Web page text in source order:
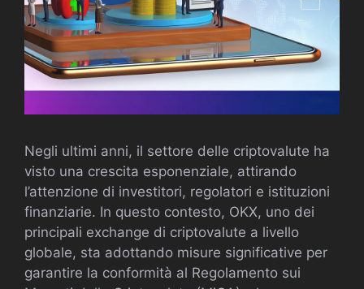
Negli ultimi anni, il settore delle criptovalute ha
visto una crescita esponenziale, attirando
l’attenzione di investitori, regolatori e istituzioni
finanziarie. In questo contesto, OKX, uno dei
principali exchange di criptovalute a livello
globale, sta adottando misure significative per
garantire la conformità al Regolamento sui